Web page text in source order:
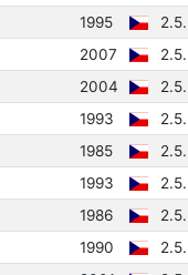
1995
2007
2004
1993
1985
1993
1986
1990